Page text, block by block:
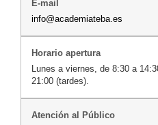
info@academiateba.es
Lunes a viernes, de 8:30 a
21:00 (tardes).